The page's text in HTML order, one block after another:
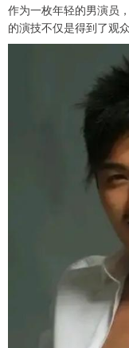
作为一枚年轻的男演员
的演技不仅是得到了观